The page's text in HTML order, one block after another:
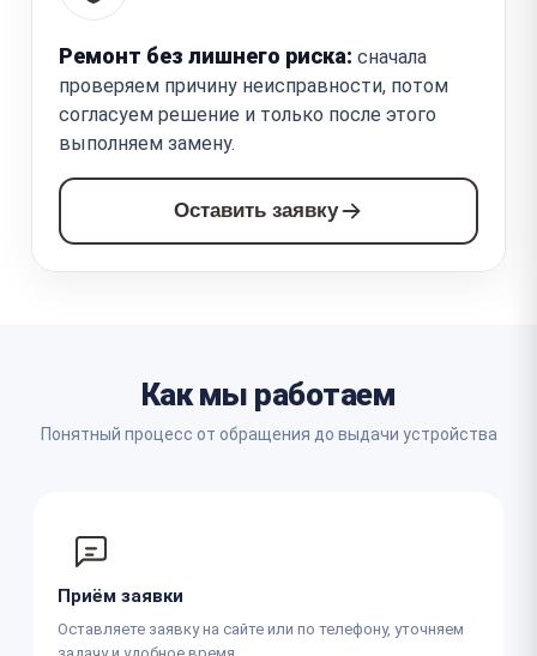
Ремонт без лишнего риска: сначала
проверяем причину неисправности, потом
согласуем решение и только после этого
выполняем замену.
Оставить заявку
Как мы работаем
Понятный процесс от обращения до выдачи устройства
Приём заявки
Оставляете заявку на сайте или по телефону, уточняем
задачу и удобное время.